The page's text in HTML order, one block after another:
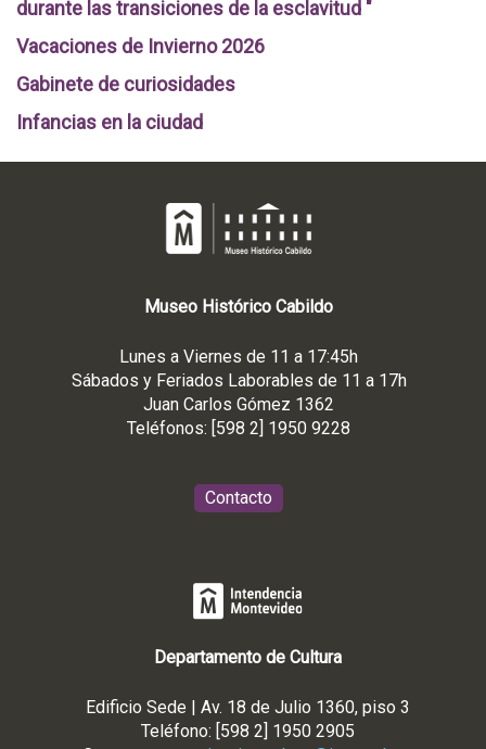
durante las transiciones de la esclavitud "
Vacaciones de Invierno 2026
Gabinete de curiosidades
Infancias en la ciudad
Museo Histórico Cabildo
Lunes a Viernes de 11 a 17:45h
Sábados y Feriados Laborables de 11 a 17h
Juan Carlos Gómez 1362
Teléfonos: [598 2] 1950 9228
Contacto
Departamento de Cultura
Edificio Sede | Av. 18 de Julio 1360, piso 3
Teléfono: [598 2] 1950 2905